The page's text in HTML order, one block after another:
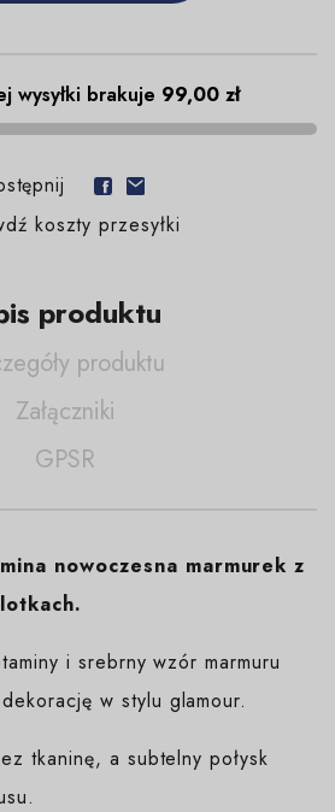
wysyłki brakuje 99,00 zł
koszty przesyłki
produktu
produktu
Załączniki
GPSR
nowoczesna marmurek z
i srebrny wzór marmuru
w stylu glamour.
tkaninę, a subtelny połysk